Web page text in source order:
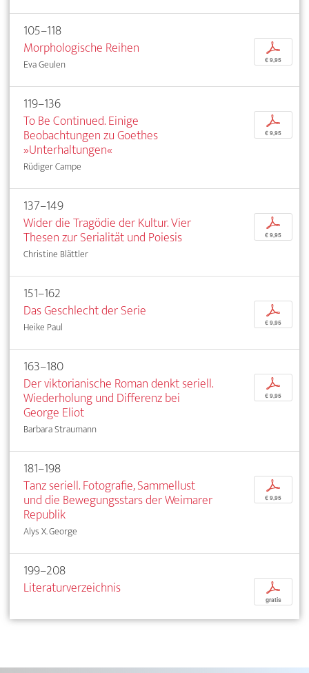
105–118
Morphologische Reihen
Eva Geulen
p
€ 9,95
119–136
To Be Continued. Einige
Beobachtungen zu Goethes
»Unterhaltungen«
Rüdiger Campe
p
€ 9,95
137–149
Wider die Tragödie der Kultur. Vier
Thesen zur Serialität und Poiesis
Christine Blättler
p
€ 9,95
151–162
Das Geschlecht der Serie
Heike Paul
p
€ 9,95
163–180
Der viktorianische Roman denkt seriell.
Wiederholung und Differenz bei
George Eliot
Barbara Straumann
p
€ 9,95
181–198
Tanz seriell. Fotografie, Sammellust
und die Bewegungsstars der Weimarer
Republik
Alys X. George
p
€ 9,95
199–208
Literaturverzeichnis
p
gratis